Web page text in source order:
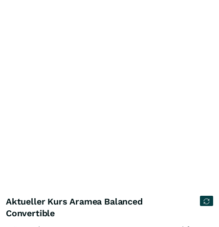
Aktueller Kurs Aramea Balanced
Convertible